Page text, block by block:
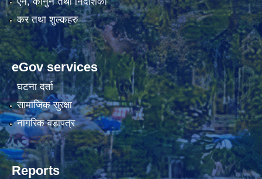
कर तथा शुल्कहरु
eGov services
घटना दर्ता
सामाजिक सुरक्षा
नागरिक वडापत्र
Reports